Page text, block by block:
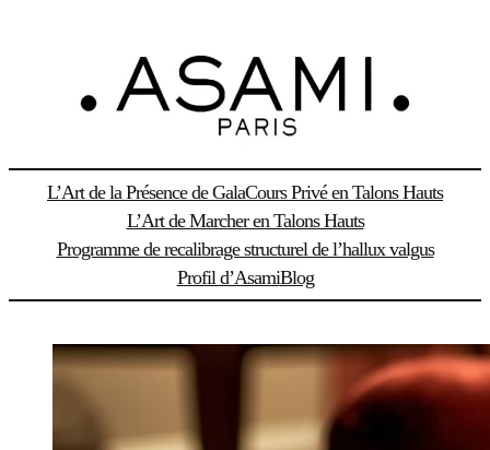
L’Art de la Présence de GalaCours Privé en Talons Hauts
L’Art de Marcher en Talons Hauts
Programme de recalibrage structurel de l’hallux valgus
Profil d’AsamiBlog